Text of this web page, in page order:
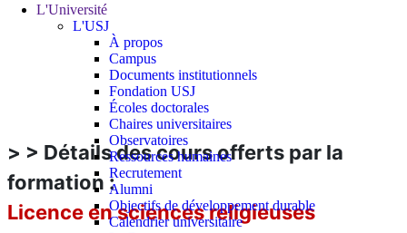
L'Université
L'USJ
À propos
Campus
Documents institutionnels
Fondation USJ
Écoles doctorales
Chaires universitaires
Observatoires
Ressources humaines
Recrutement
Alumni
Objectifs de développement durable
Calendrier universitaire
> > Détails des cours offerts par la
formation :
Licence en sciences religieuses